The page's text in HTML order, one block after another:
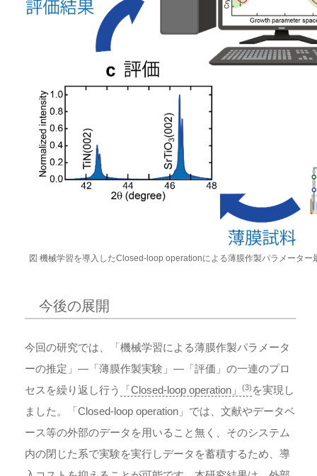
図 機械学習を導入したClosed-loop operationによる薄膜作製パラメーター
今後の展開
今回の研究では、「機械学習による薄膜作製パラメータ
ーの推定」―「薄膜作製実験」―「評価」の一連のプロ
セスを繰り返し行う
「Closed-loop operation」 (3) を実現し
ました。「Closed-loop operation」では、文献やデータベ
ース等の外部のデータを用いること無く、そのシステム
内の閉じた系で実験を実行しデータを蓄積するため、導